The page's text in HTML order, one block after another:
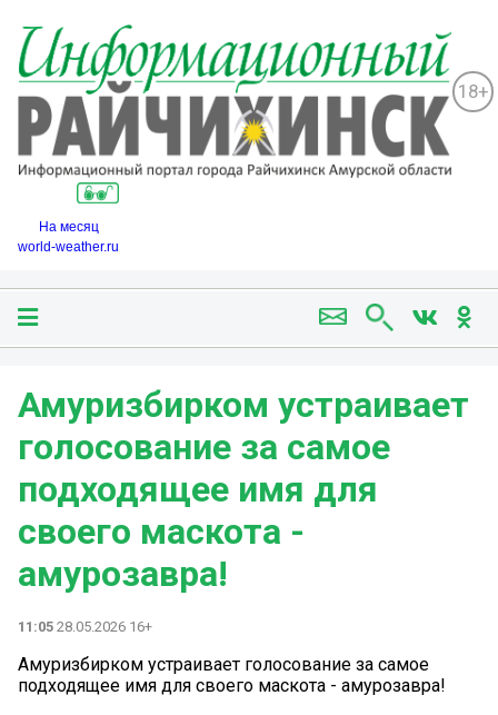
18+
На месяц
world-weather.ru
Амуризбирком устраивает
голосование за самое
подходящее имя для
своего маскота -
амурозавра!
11:05 28.05.2026 16+
Амуризбирком устраивает голосование за самое
подходящее имя для своего маскота - амурозавра!